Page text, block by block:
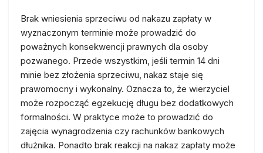
Brak wniesienia sprzeciwu od nakazu zapłaty w
wyznaczonym terminie może prowadzić do
poważnych konsekwencji prawnych dla osoby
pozwanego. Przede wszystkim, jeśli termin 14 dni
minie bez złożenia sprzeciwu, nakaz staje się
prawomocny i wykonalny. Oznacza to, że wierzyciel
może rozpocząć egzekucję długu bez dodatkowych
formalności. W praktyce może to prowadzić do
zajęcia wynagrodzenia czy rachunków bankowych
dłużnika. Ponadto brak reakcji na nakaz zapłaty może